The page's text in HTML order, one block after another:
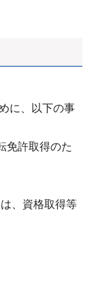
に、以下の事
免許取得のた
、資格取得等